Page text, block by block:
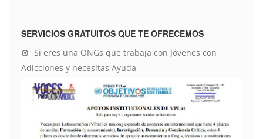
SERVICIOS GRATUITOS QUE TE OFRECEMOS
Si eres una ONGs que trabaja con Jóvenes con
Adicciones y necesitas Ayuda